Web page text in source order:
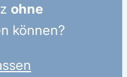
ohne
können?